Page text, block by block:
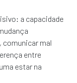
a capacidade
comunicar mal
entre
estar na